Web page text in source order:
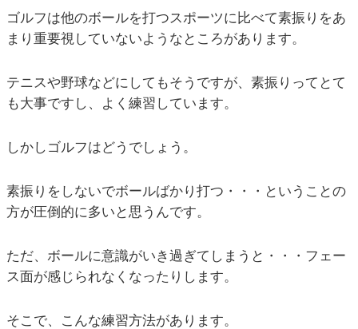
ゴルフは他のボールを打つスポーツに比べて素振りをあ
まり重要視していないようなところがあります。
テニスや野球などにしてもそうですが、素振りってとて
も大事ですし、よく練習しています。
しかしゴルフはどうでしょう。
素振りをしないでボールばかり打つ・・・ということの
方が圧倒的に多いと思うんです。
ただ、ボールに意識がいき過ぎてしまうと・・・フェー
ス面が感じられなくなったりします。
そこで、こんな練習方法があります。